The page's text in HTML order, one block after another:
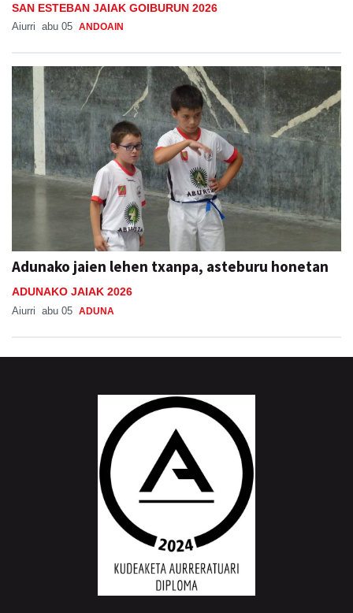
SAN ESTEBAN JAIAK GOIBURUN 2026
Aiurri abu 05 ANDOAIN
Adunako jaien lehen txanpa, asteburu honetan
ADUNAKO JAIAK 2026
Aiurri abu 05 ADUNA